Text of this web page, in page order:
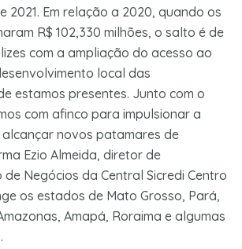
2021. Em relação a 2020, quando os
R$ 102,330 milhões, o salto é de
com a ampliação do acesso ao
local das
estamos presentes. Junto com o
com afinco para impulsionar a
novos patamares de
Ezio Almeida, diretor de
Negócios da Central Sicredi Centro
os estados de Mato Grosso, Pará,
Amapá, Roraima e algumas